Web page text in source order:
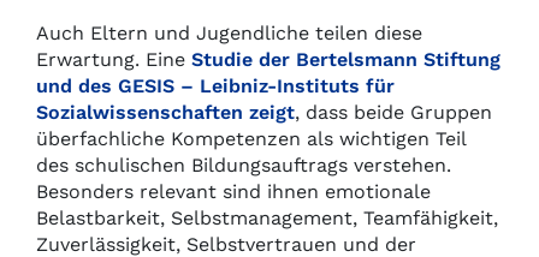
Auch Eltern und Jugendliche teilen diese
Erwartung. Eine Studie der Bertelsmann Stiftung
und des GESIS – Leibniz-Instituts für
Sozialwissenschaften zeigt, dass beide Gruppen
überfachliche Kompetenzen als wichtigen Teil
des schulischen Bildungsauftrags verstehen.
Besonders relevant sind ihnen emotionale
Belastbarkeit, Selbstmanagement, Teamfähigkeit,
Zuverlässigkeit, Selbstvertrauen und der